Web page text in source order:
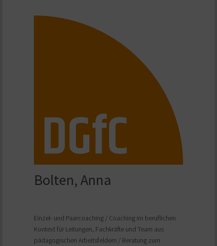
Bolten, Anna
Einzel- und Paarcoaching / Coaching im beruflichen
Kontext für Leitungen, Fachkräfte und Team aus
pädagogischen Arbeitsfeldern / Beratung zum